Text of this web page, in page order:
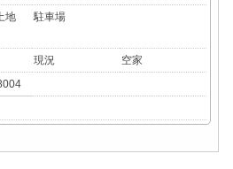
地
駐車場
現況
空家